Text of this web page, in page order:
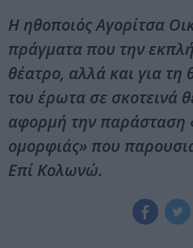
Η ηθοποιός Αγορίτσα
πράγματα που την
θέατρο, αλλά και για τη
του έρωτα σε σκοτεινά
αφορμή την παράσταση
ομορφιάς» που
Επί Κολωνώ.